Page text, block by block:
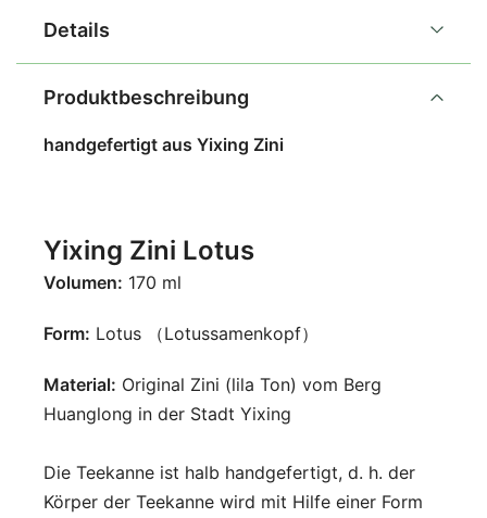
Produktbeschreibung
handgefertigt aus Yixing Zini
Yixing Zini Lotus
Volumen: 170 ml
Form: Lotus （Lotussamenkopf）
Material: Original Zini (lila Ton) vom Berg
Huanglong in der Stadt Yixing
Die Teekanne ist halb handgefertigt, d. h. der
Körper der Teekanne wird mit Hilfe einer Form
Details